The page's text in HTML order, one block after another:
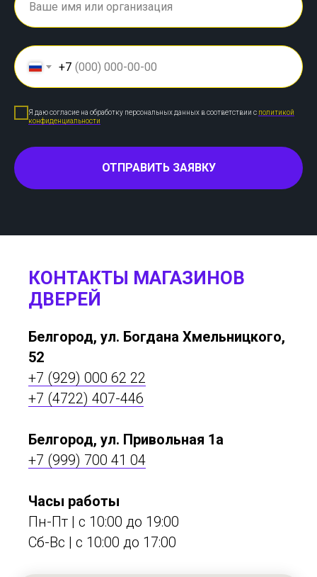
+7
Я даю согласие на обработку персональных данных в соответствии с политикой
конфиденциальности
ОТПРАВИТЬ ЗАЯВКУ
КОНТАКТЫ МАГАЗИНОВ
ДВЕРЕЙ
Белгород, ул. Богдана Хмельницкого,
52
+7 (929) 000 62 22
+7 (4722) 407-446
Белгород, ул. Привольная 1а
+7 (999) 700 41 04
Часы работы
Пн-Пт | с 10:00 до 19:00
Сб-Вс | c 10:00 до 17:00